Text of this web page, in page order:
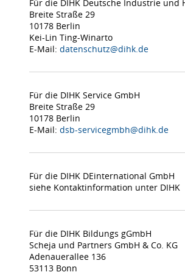
Für die DIHK Deutsche Industrie und
Breite Straße 29
10178 Berlin
Kei-Lin Ting-Winarto
E-Mail: datenschutz@dihk.de
Für die DIHK Service GmbH
Breite Straße 29
10178 Berlin
E-Mail: dsb-servicegmbh@dihk.de
Für die DIHK DEinternational GmbH
siehe Kontaktinformation unter DIHK
Für die DIHK Bildungs gGmbH
Scheja und Partners GmbH & Co. KG
Adenauerallee 136
53113 Bonn